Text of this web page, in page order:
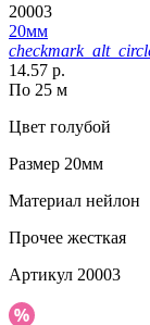
20003
20мм
14.57 р.
По 25 м
Цвет голубой
Размер 20мм
Материал нейлон
Прочее жесткая
Артикул 20003